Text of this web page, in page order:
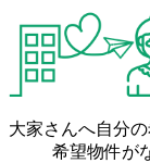
大家さんへ自分
希望物件が